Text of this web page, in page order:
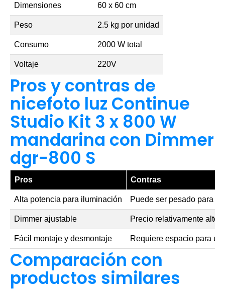
Dimensiones 60 x 60 cm
Peso 2.5 kg por unidad
Consumo 2000 W total
Voltaje 220V
Pros y contras de
nicefoto luz Continue
Studio Kit 3 x 800 W
mandarina con Dimmer
dgr-800 S
Pros Contras
Alta potencia para iluminación Puede ser pesado para
Dimmer ajustable Precio relativamente alto
Fácil montaje y desmontaje Requiere espacio para
Comparación con
productos similares